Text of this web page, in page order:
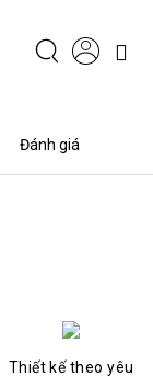
Đánh giá
Thiết kế theo yêu